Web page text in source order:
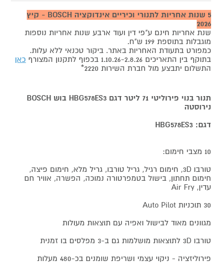
5 שנות אחריות לתנורי וכיריים אינדוקציה BOSCH - קיץ
2026
שנת אחריות חינם ע"פי דין ועוד ארבע שנות אחריות נוספות
מוגבלות בתוספת 199 ש"ח.
כמפורט בתעודת האחריות באתר. ביקור טכנאי ללא עלות.
בתוקף בין התאריכים 1.10.26-2.8.26 בכפוף לתקנון המצורף
כאן
התשלום יתבצע מול חברת השירות 2220*
תנור בנוי פירוליטי 71 ליטר דגם HBG578ES3
בוש BOSCH
נירוסטה
דגם: HBG578ES3
10 מצבי חימום:
טורבו 3D, חימום רגיל, גריל טורבו, גריל מלא, חימום פיצה,
חימום תחתון, בישול בטמפרטורה נמוכה, הפשרה, אוויר חם
עדין, Air Fry
30 תוכניות Auto Pilot
מגוונים מאוד לבישול ואפיה עם תוצאות מעולות
טורבו 3D לתוצאות מושלמות גם ב-3 מפלסים בו זמנית
פירוליזציה - ניקוי עצמי ושריפת שומנים בכ-480 מעלות